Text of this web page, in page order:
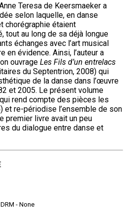
Teresa de Keersmaeker a
selon laquelle, en danse
chorégraphie étaient
tout au long de sa déjà longue
échanges avec l’art musical
en évidence. Ainsi, l’auteur a
ouvrage Les Fils d’un entrelacs
du Septentrion, 2008) qui
de la danse dans l’œuvre
et 2005. Le présent volume
rend compte des pièces les
et re-périodise l’ensemble de son
premier livre avait un peu
du dialogue entre danse et
DRM - None